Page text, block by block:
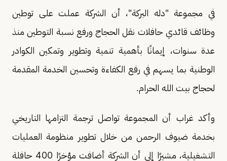
في مجموعة "دله البركة"، أن الشركة عملت على توطين
وظائف قائدي حافلات نقل الحجاج ورفع نسبة التوطين منذ
عدة سنوات، إيمانًا بأهمية تنمية وتطوير وتمكين الكوادر
الوطنية بما يسهم في رفع الكفاءة وتحسين الخدمة المقدمة
لحجاج بيت الله الحرام.
وأكد غراب أن المجموعة تواصل ترجمة التزامها التاريخي
بخدمة ضيوف الرحمن من خلال تطوير منظومة العمليات
التشغيلية، مشيرًا إلى أن الشركة أضافت مؤخرًا 400 حافلة